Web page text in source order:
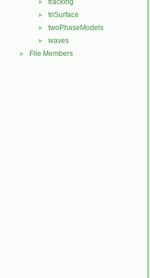
► tracking
► triSurface
► twoPhaseModels
► waves
► File Members